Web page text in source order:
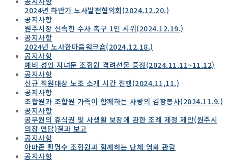
2024년 하반기 노사발전협의회(2024.12.20.)
공지사항
원주시장 신속한 수사 촉구 1인 시위(2024.12.19.)
공지사항
2024년 노사한마음워크숍(2024.12.18.)
공지사항
예비 성인 자녀둔 조합원 격려선물 증정(2024.11.11~11.12)
공지사항
신규 직원대상 노조 소개 시간 진행(2024.11,11.)
공지사항
조합원과 조합원 가족이 함께하는 사랑의 김장봉사(2024.11.9.)
공지사항
공무원의 휴식권 및 사생활 보장에 관한 조례 제정 제안(원주시
의장 면담)결과 보고
공지사항
아마존 활명수 조합원과 함께하는 단체 영화 관람
공지사항